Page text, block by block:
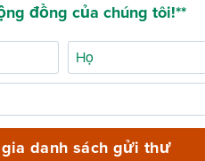
đồng của chúng tôi!**
Họ
danh sách gửi thư